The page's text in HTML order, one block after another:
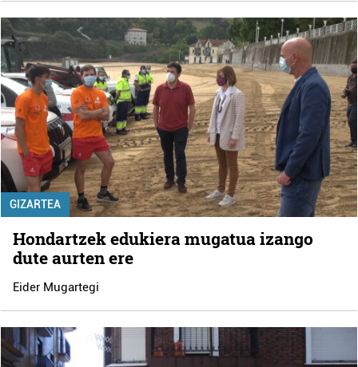
GIZARTEA
Hondartzek edukiera mugatua izango
dute aurten ere
Eider Mugartegi